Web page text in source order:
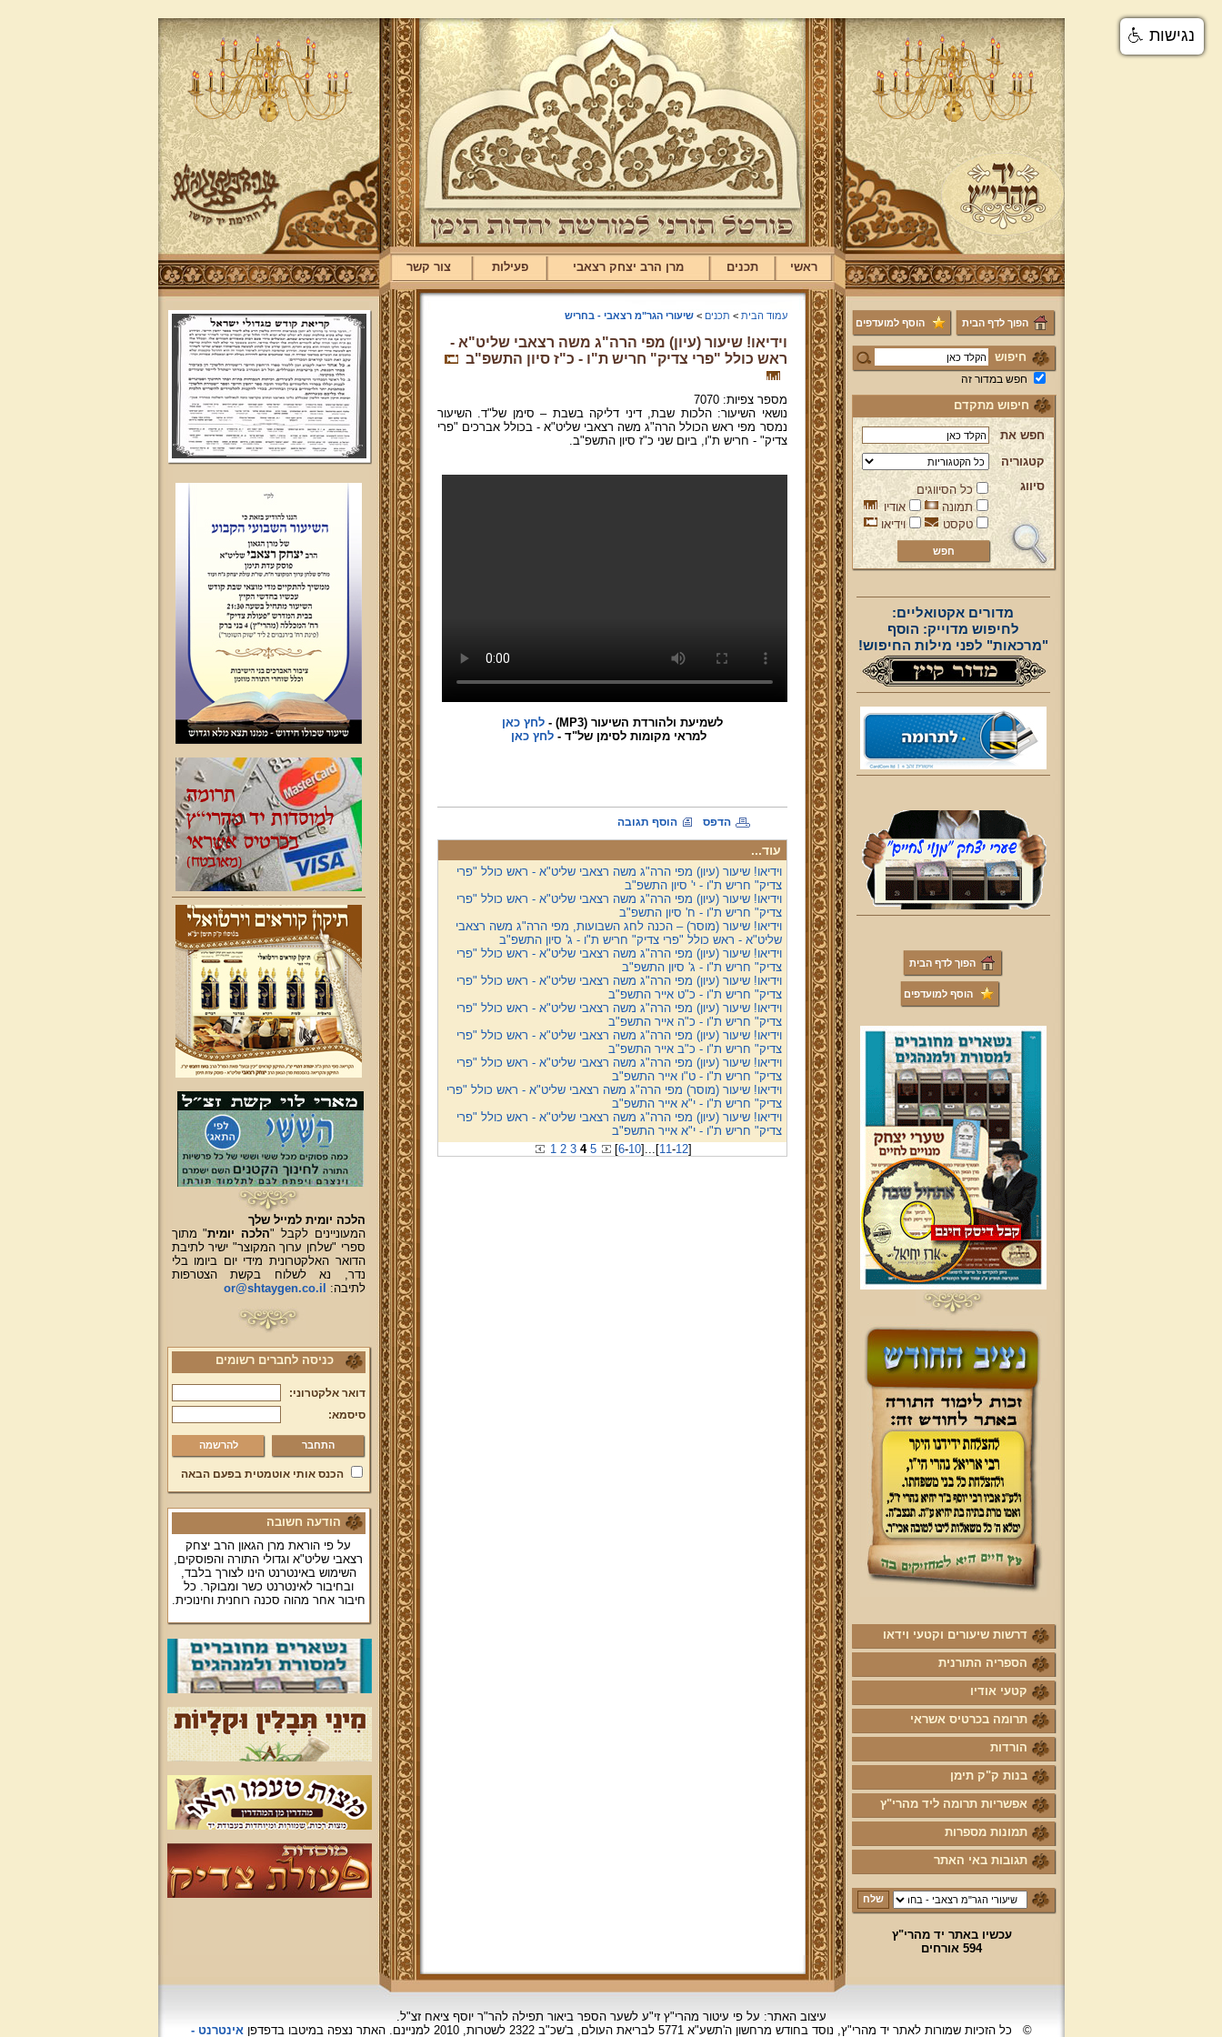
ראשי תכנים מרן הרב יצחק רצאבי פעילות צור קשר
הפוך לדף הבית הוסף למועדפים
חיפוש
חפש במדור זה
חיפוש מתקדם
חפש את
קטגוריה
סיווג
כל הסיווגים
תמונה
אודיו
טקסט
וידיאו
מדורים אקטואליים:
לחיפוש מדוייק: הוסף
"מרכאות" לפני מילות החיפוש!
הפוך לדף הבית
הוסף למועדפים
דרשות שיעורים וקטעי וידאו
הספריה התורנית
קטעי אודיו
תרומה בכרטיס אשראי
הורדות
בנות ק"ק תימן
אפשריות תרומה ליד מהרי"ץ
תמונות מספרות
תגובות באי האתר
עכשיו באתר יד מהרי"ץ
594 אורחים
עמוד הבית > תכנים >שיעורי הגר"מ רצאבי - בחריש
וידיאו! שיעור (עיון) מפי הרה"ג משה רצאבי שליט"א -
ראש כולל "פרי צדיק" חריש ת"ו - כ"ז סיון התשפ"ב
מספר צפיות: 7070
נושאי השיעור: הלכות שבת, דיני דליקה בשבת – סימן של"ד. השיעור
נמסר מפי ראש הכולל הרה"ג משה רצאבי שליט"א - בכולל אברכים "פרי
צדיק" - חריש ת"ו, ביום שני כ"ז סיון התשפ"ב.
לשמיעת ולהורדת השיעור (MP3) -לחץ כאן
למראי מקומות לסימן של"ד -לחץ כאן
הדפס הוסף תגובה
עוד...
וידיאו! שיעור (עיון) מפי הרה"ג משה רצאבי שליט"א - ראש כולל "פרי
צדיק" חריש ת"ו - י' סיון התשפ"ב
וידיאו! שיעור (עיון) מפי הרה"ג משה רצאבי שליט"א - ראש כולל "פרי
צדיק" חריש ת"ו - ח' סיון התשפ"ב
וידיאו! שיעור (מוסר) – הכנה לחג השבועות, מפי הרה"ג משה רצאבי
שליט"א - ראש כולל "פרי צדיק" חריש ת"ו - ג' סיון התשפ"ב
וידיאו! שיעור (עיון) מפי הרה"ג משה רצאבי שליט"א - ראש כולל "פרי
צדיק" חריש ת"ו - ג' סיון התשפ"ב
וידיאו! שיעור (עיון) מפי הרה"ג משה רצאבי שליט"א - ראש כולל "פרי
צדיק" חריש ת"ו - כ"ט אייר התשפ"ב
וידיאו! שיעור (עיון) מפי הרה"ג משה רצאבי שליט"א - ראש כולל "פרי
צדיק" חריש ת"ו - כ"ה אייר התשפ"ב
וידיאו! שיעור (עיון) מפי הרה"ג משה רצאבי שליט"א - ראש כולל "פרי
צדיק" חריש ת"ו - כ"ב אייר התשפ"ב
וידיאו! שיעור (עיון) מפי הרה"ג משה רצאבי שליט"א - ראש כולל "פרי
צדיק" חריש ת"ו - ט"ו אייר התשפ"ב
וידיאו! שיעור (מוסר) מפי הרה"ג משה רצאבי שליט"א - ראש כולל "פרי
צדיק" חריש ת"ו - י"א אייר התשפ"ב
וידיאו! שיעור (עיון) מפי הרה"ג משה רצאבי שליט"א - ראש כולל "פרי
צדיק" חריש ת"ו - י"א אייר התשפ"ב
1 2 3 4 5 [6-10] ... [11-12]
הלכה יומית למייל שלך
המעוניינים לקבל "הלכה יומית" מתוך
ספרי "שלחן ערוך המקוצר" ישיר לתיבת
הדואר האלקטרונית מידי יום ביומו בלי
נדר, נא לשלוח בקשת הצטרפות
לתיבה:
or@shtaygen.co.il
כניסה לחברים רשומים
דואר אלקטרוני:
סיסמא:
להרשמה
הכנס אותי אוטמטית בפעם הבאה
הודעה חשובה
על פי הוראת מרן הגאון הרב יצחק
רצאבי שליט"א וגדולי התורה והפוסקים,
השימוש באינטרנט הינו לצורך בלבד,
ובחיבור לאינטרנט כשר ומבוקר. כל
חיבור אחר מהוה סכנה רוחנית וחינוכית.
עיצוב האתר: על פי עיטור מהרי"ץ זי"ע לשער הספר ביאור תפילה להר"ר יוסף ציאח זצ"ל.
©
כל הזכיות שמורות לאתר יד מהרי"ץ, נוסד בחודש מרחשוןה'תשע"א 5771 לבריאת העולם, ב'שכ"ב 2322 לשטרות, 2010 למניינם. האתר נצפהבמיטבו בדפדפןאינטרנט -
נגישות